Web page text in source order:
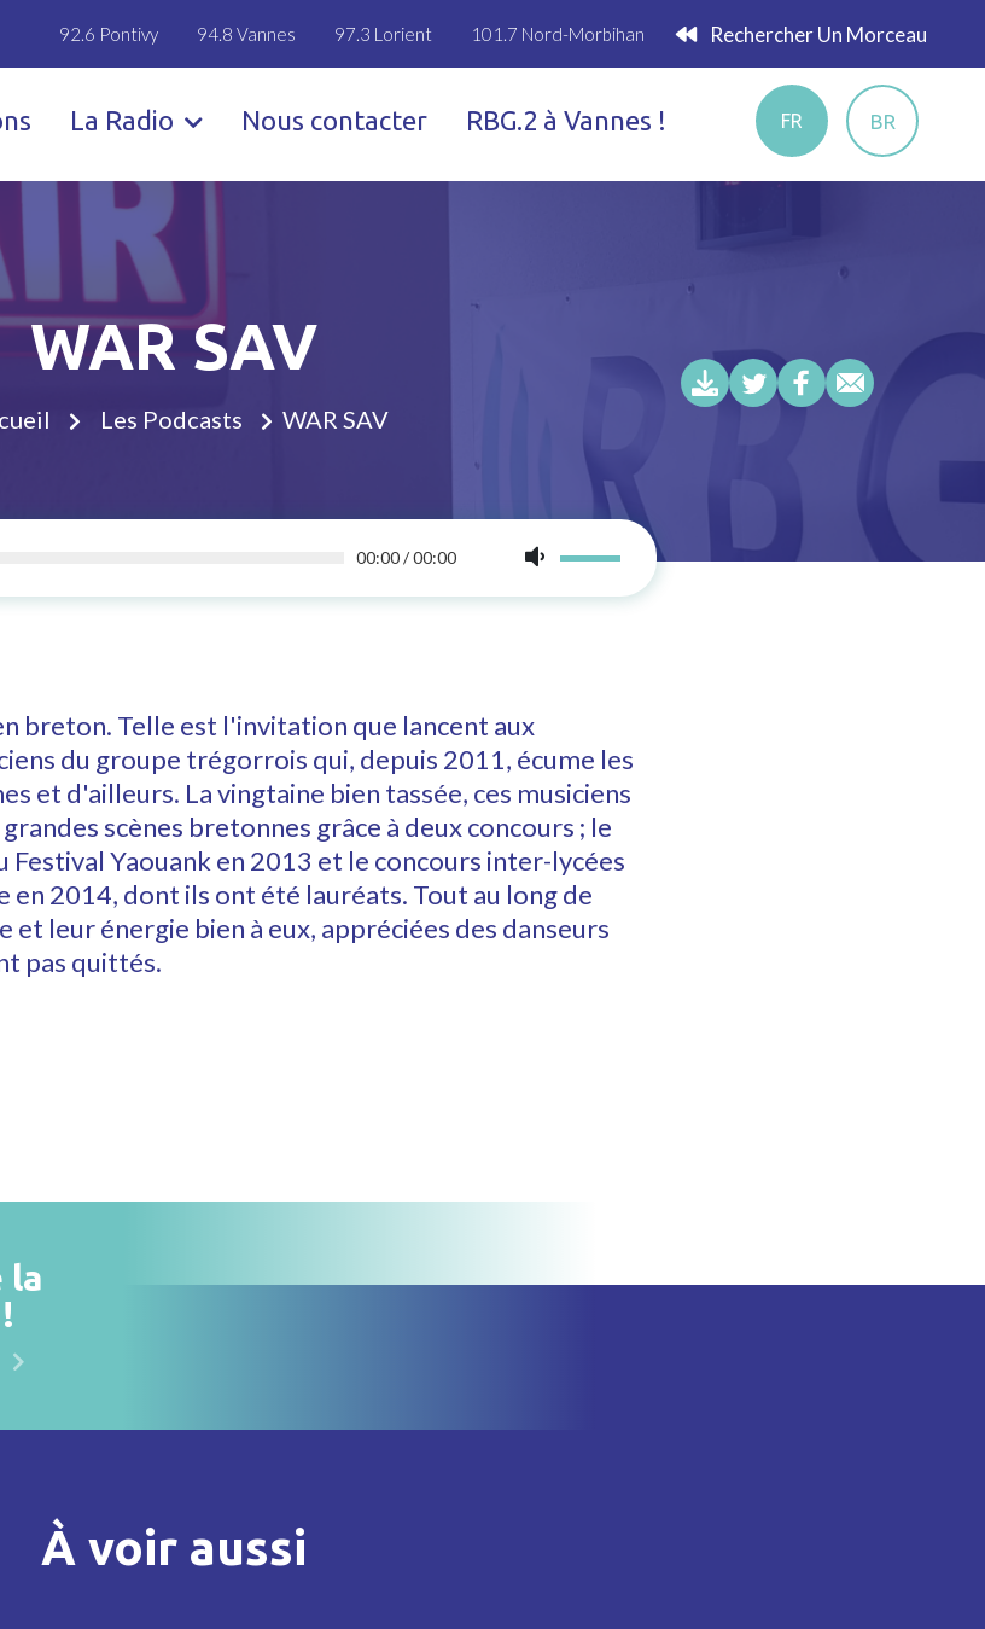
92.6 Pontivy 94.8 Vannes 97.3 Lorient 101.7 Nord-Morbihan Rechercher Un Morceau
La Radio Nous contacter RBG.2 à Vannes ! FR BR
WAR SAV
Les Podcasts WAR SAV
00:00/00:00
breton. Telle est l'invitation que lancent aux
du groupe trégorrois qui, depuis 2011, écume les
et d'ailleurs. La vingtaine bien tassée, ces musiciens
scènes bretonnes grâce à deux concours ; le
Yaouank en 2013 et le concours inter-lycées
2014, dont ils ont été lauréats. Tout au long de
et leur énergie bien à eux, appréciées des danseurs
pas quittés.
la
À voir aussi